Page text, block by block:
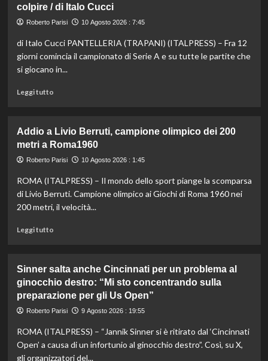
colpire / di Italo Cucci
Roberto Parisi 10 Agosto 2026 : 7:45
di Italo Cucci PANTELLERIA (TRAPANI) (ITALPRESS) – Fra 12
giorni comincia il campionato di Serie A e su tutte le partite che
si giocano in...
Leggi tuttoLeggi
Letture
domenicali
e
Malagò,
è
l’ora
Cucci
Addio a Livio Berruti, campione olimpico dei 200
metri a Roma1960
Roberto Parisi 10 Agosto 2026 : 1:45
ROMA (ITALPRESS) – Il mondo dello sport piange la scomparsa
di Livio Berruti. Campione olimpico ai Giochi di Roma 1960 nei
200 metri, il velocità...
Leggi tuttoLeggi
Addio
a
Livio
Berruti,
olimpico
dei
Sinner salta anche Cincinnati per un problema al
ginocchio destro: “Mi sto concentrando sulla
preparazione per gli Us Open”
Roberto Parisi 9 Agosto 2026 : 19:55
ROMA (ITALPRESS) – “Jannik Sinner si è ritirato dal ‘Cincinnati
Open’ a causa di un infortunio al ginocchio destro”. Così, su X,
gli organizzatori del...